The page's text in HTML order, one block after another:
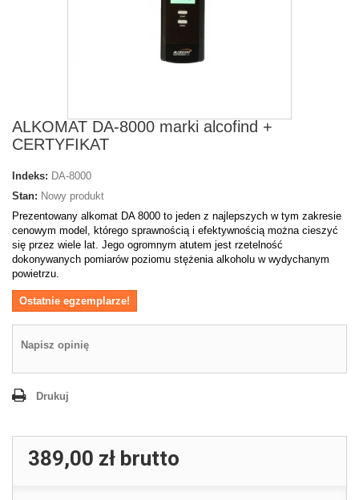
ALKOMAT DA-8000 marki alcofind +
CERTYFIKAT
Indeks: DA-8000
Stan: Nowy produkt
Prezentowany alkomat DA 8000 to jeden z najlepszych w tym zakresie
cenowym model, którego sprawnością i efektywnością można cieszyć
się przez wiele lat. Jego ogromnym atutem jest rzetelność
dokonywanych pomiarów poziomu stężenia alkoholu w wydychanym
powietrzu.
Ostatnie egzemplarze!
Napisz opinię
Drukuj
389,00 zł brutto